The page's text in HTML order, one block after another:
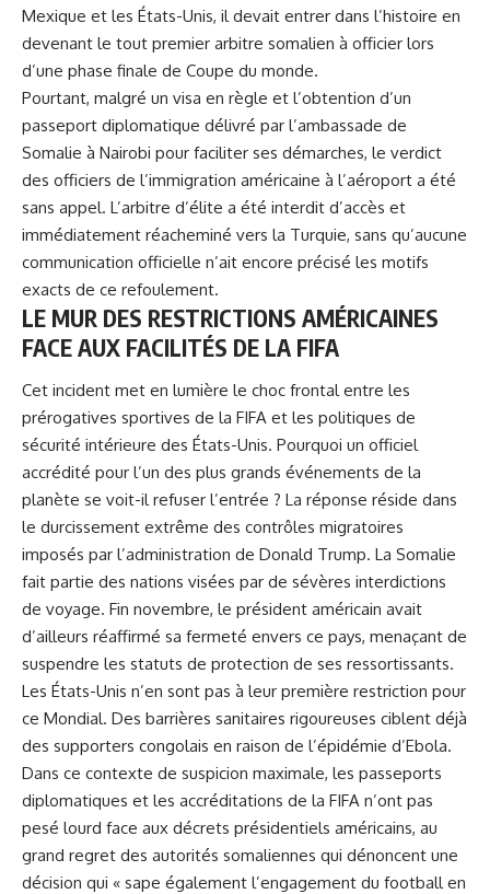
Mexique et les États-Unis, il devait entrer dans l’histoire en
devenant le tout premier arbitre somalien à officier lors
d’une phase finale de Coupe du monde.
Pourtant, malgré un visa en règle et l’obtention d’un
passeport diplomatique délivré par l’ambassade de
Somalie à Nairobi pour faciliter ses démarches, le verdict
des officiers de l’immigration américaine à l’aéroport a été
sans appel. L’arbitre d’élite a été interdit d’accès et
immédiatement réacheminé vers la Turquie, sans qu’aucune
communication officielle n’ait encore précisé les motifs
exacts de ce refoulement.
LE MUR DES RESTRICTIONS AMÉRICAINES
FACE AUX FACILITÉS DE LA FIFA
Cet incident met en lumière le choc frontal entre les
prérogatives sportives de la FIFA et les politiques de
sécurité intérieure des États-Unis. Pourquoi un officiel
accrédité pour l’un des plus grands événements de la
planète se voit-il refuser l’entrée ? La réponse réside dans
le durcissement extrême des contrôles migratoires
imposés par l’administration de Donald Trump. La Somalie
fait partie des nations visées par de sévères interdictions
de voyage. Fin novembre, le président américain avait
d’ailleurs réaffirmé sa fermeté envers ce pays, menaçant de
suspendre les statuts de protection de ses ressortissants.
Les États-Unis n’en sont pas à leur première restriction pour
ce Mondial. Des barrières sanitaires rigoureuses ciblent déjà
des supporters congolais en raison de l’épidémie d’Ebola.
Dans ce contexte de suspicion maximale, les passeports
diplomatiques et les accréditations de la FIFA n’ont pas
pesé lourd face aux décrets présidentiels américains, au
grand regret des autorités somaliennes qui dénoncent une
décision qui « sape également l’engagement du football en